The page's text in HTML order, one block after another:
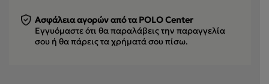
Ασφάλεια αγορών από τα POLO Center
Εγγυόμαστε ότι θα παραλάβεις την παραγγελία
σου ή θα πάρεις τα χρήματά σου πίσω.